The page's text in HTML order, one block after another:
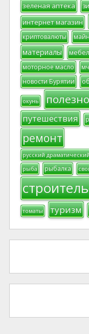
зеленая аптека
интернет магазин
криптовалюты
материалы
моторное масло
новости Бурятии
окунь
путешествия
ремонт
русский
рыба
рыбалка
томаты туризм